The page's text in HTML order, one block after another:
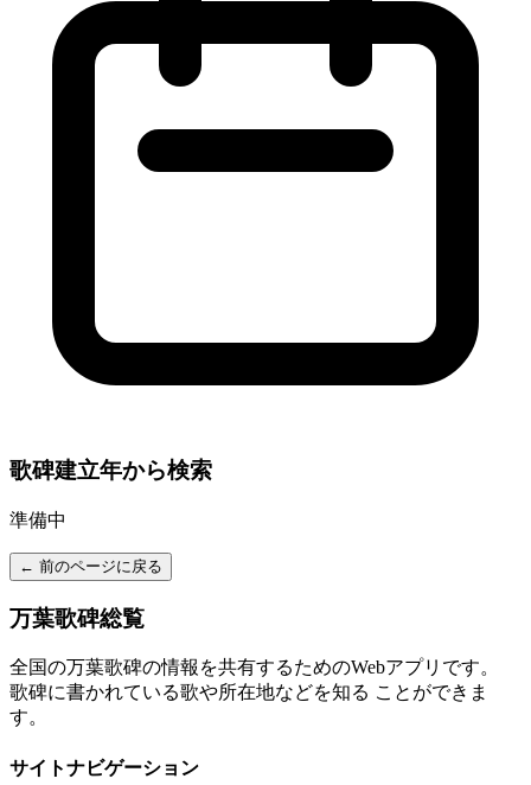
歌碑建立年から検索
準備中
← 前のページに戻る
万葉歌碑総覧
全国の万葉歌碑の情報を共有するためのWebアプリです。
歌碑に書かれている歌や所在地などを知る ことができま
す。
サイトナビゲーション